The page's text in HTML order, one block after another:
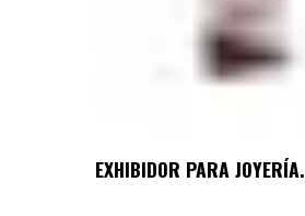
EXHIBIDOR PARA JOYERÍA.